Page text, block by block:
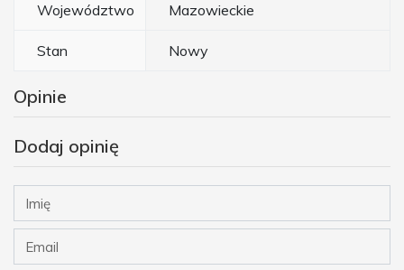
Województwo Mazowieckie
Stan Nowy
Opinie
Dodaj opinię